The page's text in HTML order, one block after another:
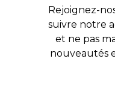
Rejoignez-
suivre notre
et ne pas
nouveautés